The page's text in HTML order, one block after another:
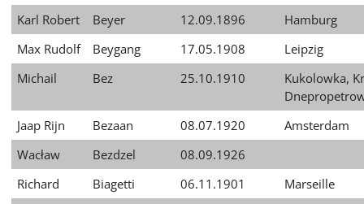
Karl Robert Beyer 12.09.1896
Hamburg
Max Rudolf
Beygang 17.05.1908
Leipzig
Michail
Bez 25.10.1910
Kukolowka,
Jaap Rijn
Bezaan 08.07.1920
Amsterdam
Wacław
Bezdzel
08.09.1926
Richard
Biagetti 06.11.1901
Marseille